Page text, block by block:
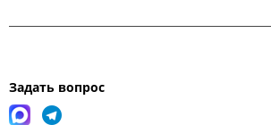
Задать вопрос